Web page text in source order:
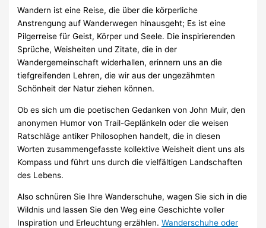
Wandern ist eine Reise, die über die körperliche
Anstrengung auf Wanderwegen hinausgeht; Es ist eine
Pilgerreise für Geist, Körper und Seele. Die inspirierenden
Sprüche, Weisheiten und Zitate, die in der
Wandergemeinschaft widerhallen, erinnern uns an die
tiefgreifenden Lehren, die wir aus der ungezähmten
Schönheit der Natur ziehen können.
Ob es sich um die poetischen Gedanken von John Muir, den
anonymen Humor von Trail-Geplänkeln oder die weisen
Ratschläge antiker Philosophen handelt, die in diesen
Worten zusammengefasste kollektive Weisheit dient uns als
Kompass und führt uns durch die vielfältigen Landschaften
des Lebens.
Also schnüren Sie Ihre Wanderschuhe, wagen Sie sich in die
Wildnis und lassen Sie den Weg eine Geschichte voller
Inspiration und Erleuchtung erzählen.Wanderschuhe oder